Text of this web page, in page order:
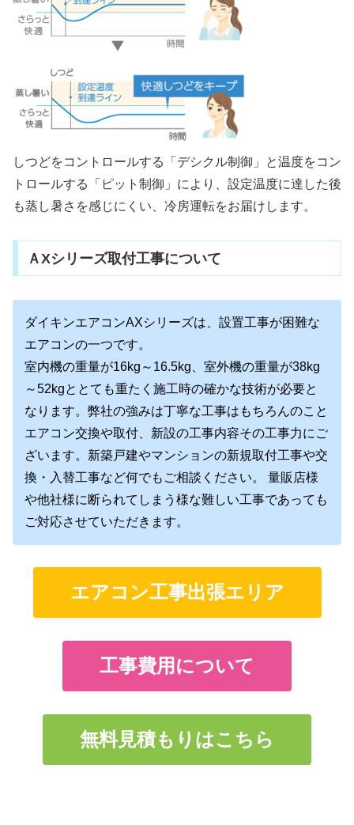
しつどをコントロールする「デシクル制御」と温度をコン
トロールする「ピット制御」により、設定温度に達した後
も蒸し暑さを感じにくい、冷房運転をお届けします。
ＡXシリーズ取付工事について
ダイキンエアコンAXシリーズは、設置工事が困難な
エアコンの一つです。
室内機の重量が16kg～16.5kg、室外機の重量が38kg
～52kgととても重たく施工時の確かな技術が必要と
なります。弊社の強みは丁寧な工事はもちろんのこと
エアコン交換や取付、新設の工事内容その工事力にご
ざいます。新築戸建やマンションの新規取付工事や交
換・入替工事など何でもご相談ください。 量販店様
や他社様に断られてしまう様な難しい工事であっても
ご対応させていただきます。
エアコン工事出張エリア
工事費用について
無料見積もりはこちら